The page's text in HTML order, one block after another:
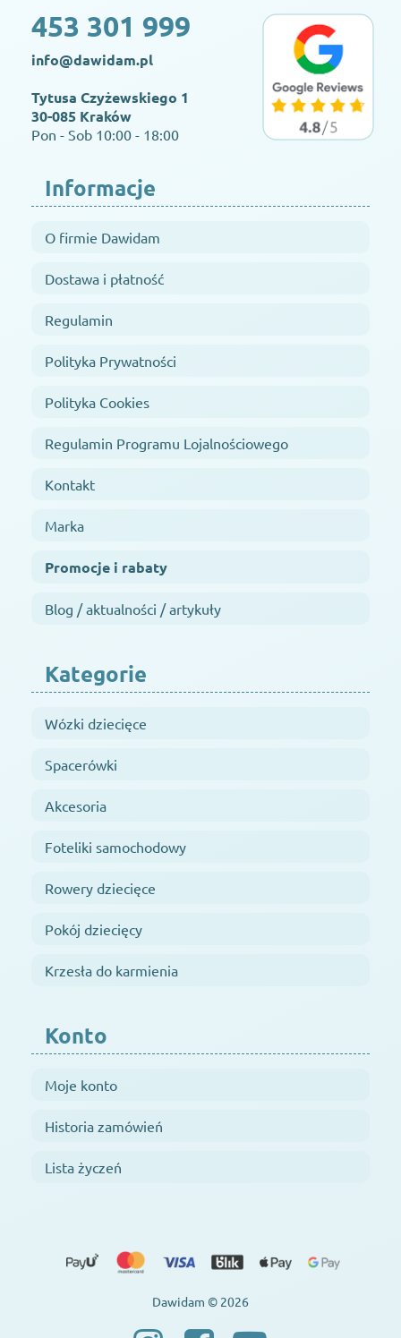
453 301 999
info@dawidam.pl
Tytusa Czyżewskiego 1
30-085 Kraków
Pon - Sob 10:00 - 18:00
Informacje
O firmie Dawidam
Dostawa i płatność
Regulamin
Polityka Prywatności
Polityka Cookies
Regulamin Programu Lojalnościowego
Kontakt
Marka
Promocje i rabaty
Blog / aktualności / artykuły
Kategorie
Wózki dziecięce
Spacerówki
Akcesoria
Foteliki samochodowy
Rowery dziecięce
Pokój dziecięcy
Krzesła do karmienia
Konto
Moje konto
Historia zamówień
Lista życzeń
Dawidam © 2026